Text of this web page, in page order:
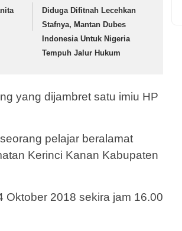
Diduga Difitnah Lecehkan
Stafnya, Mantan Dubes
Indonesia Untuk Nigeria
Tempuh Jalur Hukum
yang dijambret satu imiu HP
pelajar beralamat
Kerinci Kanan Kabupaten
Oktober 2018 sekira jam 16.00